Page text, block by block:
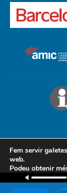
Contacte Avís
Fem servir
web.
Podeu obtenir
o desactivar-les a